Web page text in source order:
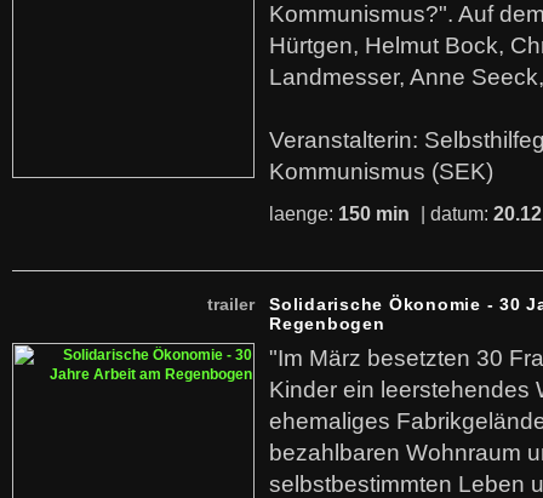
Kommunismus?". Auf
Hürtgen, Helmut Bock,
Landmesser, Anne
Veranstalterin:
Kommunismus (SEK)
laenge: 150 min | datum:
trailer
Solidarische Ökonomie - 30
Regenbogen
"Im März besetzten 30
Kinder ein leerstehendes
ehemaliges
bezahlbaren Wohnraum
selbstbestimmten Leben